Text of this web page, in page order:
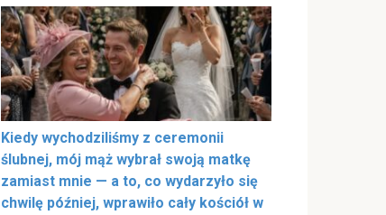
Kiedy wychodziliśmy z ceremonii
ślubnej, mój mąż wybrał swoją matkę
zamiast mnie — a to, co wydarzyło się
chwilę później, wprawiło cały kościół w